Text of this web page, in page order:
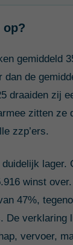
op?
gemiddeld
de
draaiden zij
zitten ze
zzp’ers.
lager.
winst
47%,
De verklaring
vervoer,